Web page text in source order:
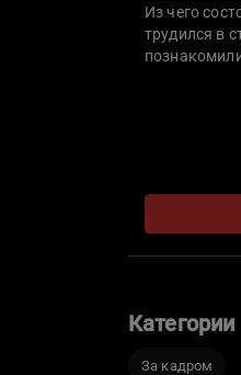
Из чего
трудился в
Категории
За кадром